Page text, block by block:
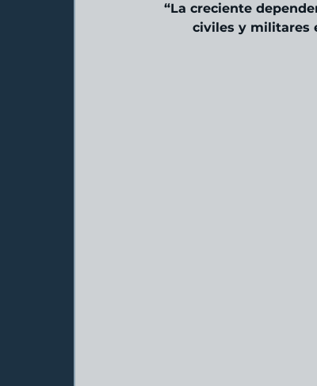
“La creciente
civiles y militares